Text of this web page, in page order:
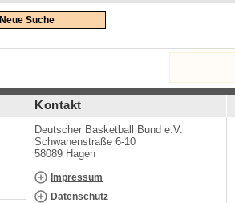
Neue Suche
Kontakt
Deutscher Basketball Bund e.V.
Schwanenstraße 6-10
58089 Hagen
Impressum
Datenschutz